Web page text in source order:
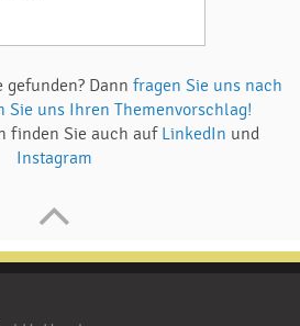
Dann fragen Sie uns nach
Sie uns Ihren Themenvorschlag!
finden Sie auch auf LinkedIn und
Instagram